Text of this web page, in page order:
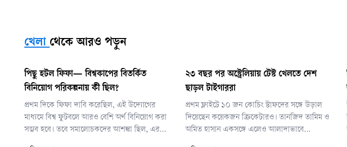
খেলা থেকে আরও পড়ুন
পিছু হটল ফিফা— বিশ্বকাপের বিতর্কিত
বিনিয়োগ পরিকল্পনায় কী ছিল?
প্রথম দিকে ফিফা দাবি করেছিল, এই উদ্যোগের
মাধ্যমে বিশ্ব ফুটবলে আরও বেশি অর্থ বিনিয়োগ করা
সম্ভব হবে। তবে সমালোচকদের আশঙ্কা ছিল, এর
২৩ বছর পর অস্ট্রেলিয়ায় টেস্ট খেলতে দেশ
ছাড়ল টাইগাররা
প্রথম ফ্লাইটে ১০ জন কোচিং স্টাফদের সঙ্গে উড়াল
দিয়েছেন কয়েকজন ক্রিকেটারও। তানজিদ তামিম ও
অমিত হাসান একসঙ্গে এলেও আলাদাভাবে